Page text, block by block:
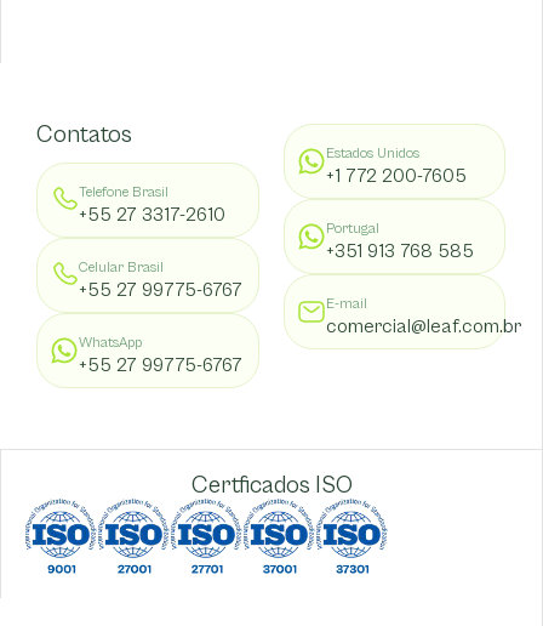
Contatos
Telefone Brasil
+55 27 3317-2610
Celular Brasil
+55 27 99775-6767
WhatsApp
+55 27 99775-6767
Estados Unidos
+1 772 200-7605
Portugal
+351 913 768 585
E-mail
comercial@leaf.com.br
Certficados ISO